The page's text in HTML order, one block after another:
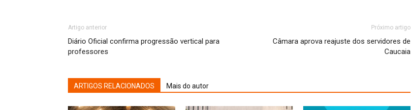
Artigo anterior
Diário Oficial confirma progressão vertical para
professores
Próximo artigo
Câmara aprova reajuste dos servidores de
Caucaia
ARTIGOS RELACIONADOS Mais do autor